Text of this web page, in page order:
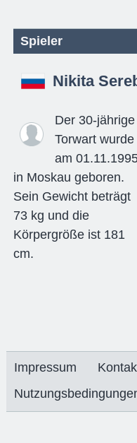
Spieler
Nikita
Der 30-jährige
Torwart wurde
am
in Moskau geboren.
Sein Gewicht beträgt
73 kg und die
Körpergröße ist 181
cm.
Impressum